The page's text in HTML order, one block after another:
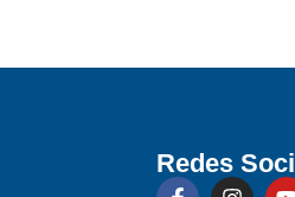
Redes